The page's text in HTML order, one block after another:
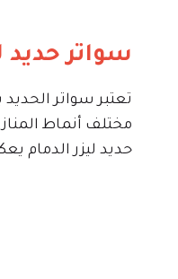
سواتر حديد
تعتبر سواتر
مختلف أنماط
حديد ليزر الدمام